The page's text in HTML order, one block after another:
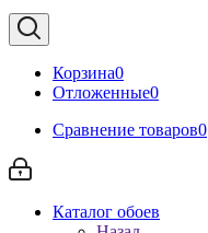
Корзина0
Отложенные0
Сравнение товаров0
Каталог обоев